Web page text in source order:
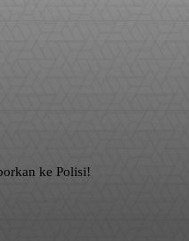
ke Polisi!